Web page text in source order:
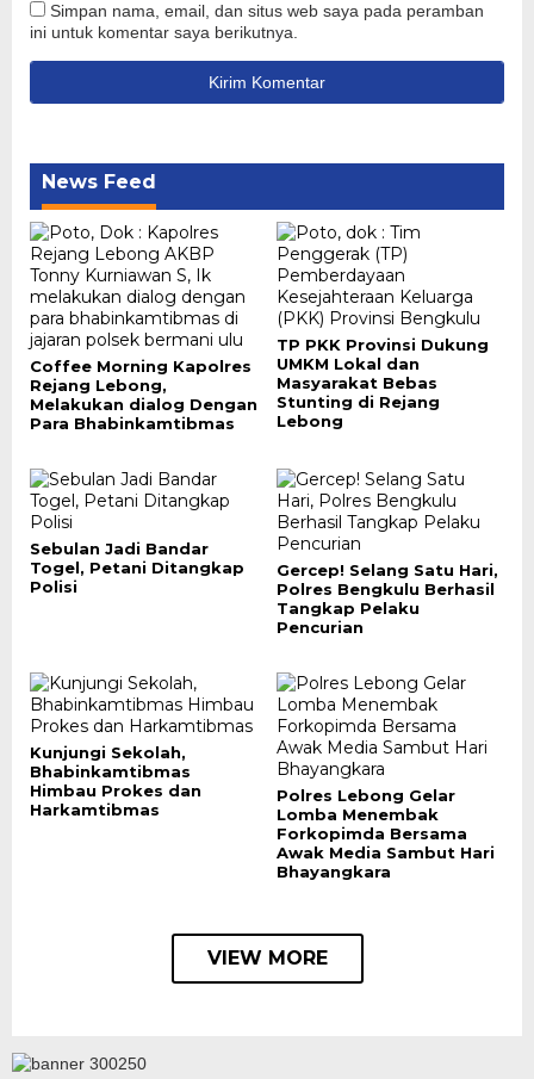
Simpan nama, email, dan situs web saya pada peramban
ini untuk komentar saya berikutnya.
News Feed
Coffee Morning Kapolres
Rejang Lebong,
Melakukan dialog Dengan
Para Bhabinkamtibmas
TP PKK Provinsi Dukung
UMKM Lokal dan
Masyarakat Bebas
Stunting di Rejang
Lebong
Sebulan Jadi Bandar
Togel, Petani Ditangkap
Polisi
Gercep! Selang Satu Hari,
Polres Bengkulu Berhasil
Tangkap Pelaku
Pencurian
Kunjungi Sekolah,
Bhabinkamtibmas
Himbau Prokes dan
Harkamtibmas
Polres Lebong Gelar
Lomba Menembak
Forkopimda Bersama
Awak Media Sambut Hari
Bhayangkara
VIEW MORE